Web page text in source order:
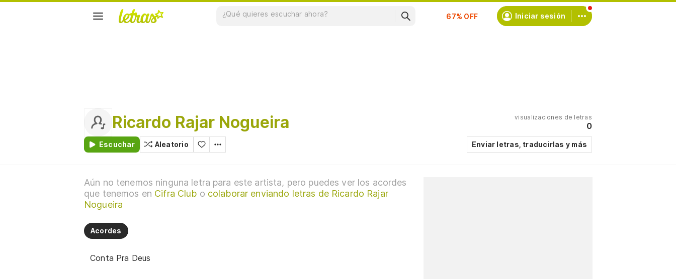
Suscríbete
Iniciar sesión
Ricardo Rajar Nogueira
Escuchar Aleatorio
visualizaciones de letras
0
Enviar letras, traducirlas y más
Aún no tenemos ninguna letra para este artista, pero puedes ver los acordes
que tenemos en Cifra Club o colaborar enviando letras de Ricardo Rajar
Nogueira
Acordes
Conta Pra Deus